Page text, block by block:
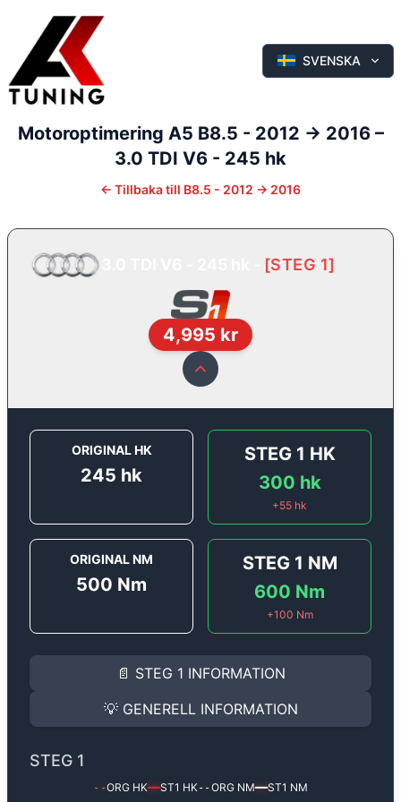
SVENSKA
Motoroptimering A5 B8.5 - 2012 -> 2016–
3.0 TDI V6 - 245 hk
← Tillbaka till B8.5 - 2012 -> 2016
[STEG 1]
4,995 kr
ORIGINAL HK
245 hk
STEG 1 HK
300 hk
+55 hk
ORIGINAL NM
500 Nm
STEG 1 NM
600 Nm
+100 Nm
📄 STEG 1 INFORMATION
INFORMATION
Steg 1
Audi A5 3.0 TDI V6 - 245
Effekten ökar från245 hktill300 hkoch
(+55 hk & +100 Nm).
Ger mer effekt, högre vridmoment, lägre
Steg 1 mjukvara justerar vi ett antal
💡 GENERELL INFORMATION
✅ All mjukvara är skräddarsydd för din bil
✅ Felsökning inann samt efter optimering
STEG 1
--ORG HK━━ST1 HK--ORG NM━━ST1 NM